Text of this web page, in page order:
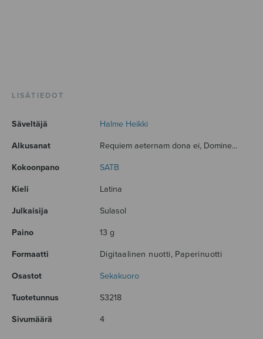
LISÄTIEDOT
Säveltäjä Halme Heikki
Alkusanat Requiem aeternam dona ei, Domine...
Kokoonpano SATB
Kieli Latina
Julkaisija Sulasol
Paino 13 g
Formaatti Digitaalinen nuotti, Paperinuotti
Osastot Sekakuoro
Tuotetunnus S3218
Sivumäärä 4